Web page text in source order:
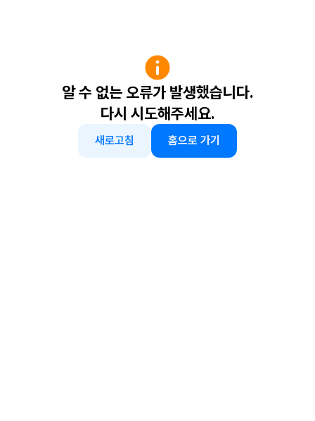
알 수 없는 오류가 발생했습니다.
다시 시도해주세요.
새로고침 홈으로 가기